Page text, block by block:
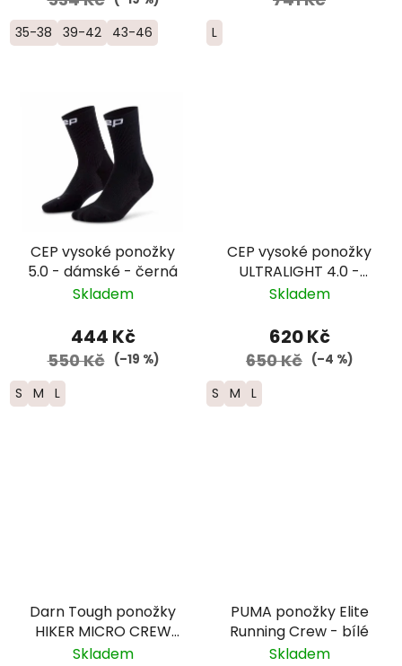
35-38 39-42 43-46 L
CEP vysoké ponožky
5.0 - dámské - černá
Skladem
444 Kč
550 Kč (–19 %)
S M L
CEP vysoké ponožky
ULTRALIGHT 4.0 -
dámské –
Skladem
620 Kč
650 Kč (–4 %)
S M L
Darn Tough ponožky
HIKER MICRO CREW
Midweight Merino -
Skladem
PUMA ponožky Elite
Running Crew - bílé
Skladem